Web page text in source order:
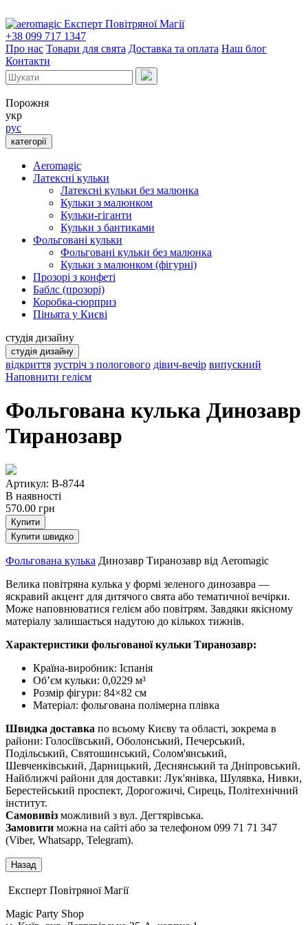
Експерт Повітряної Магії
+38 099 717 1347
Про нас Товари для свята Доставка та оплата Наш блог
Контакти
Порожня
укр
рус
категорії
Aeromagic
Латексні кульки
Латексні кульки без малюнка
Кульки з малюнком
Кульки-гіганти
Кульки з бантиками
Фольговані кульки
Фольговані кульки без малюнка
Кульки з малюнком (фігурні)
Прозорі з конфеті
Баблс (прозорі)
Коробка-сюрприз
Піньята у Києві
студія дизайну
студія дизайну
відкриття зустріч з пологового дівич-вечір випускний
Наповнити гелієм
Фольгована кулька Динозавр
Тиранозавр
Артикул: B-8744
В наявності
570.00 грн
Купити
Купити швидко
Фольгована кулька Динозавр Тиранозавр від Aeromagic
Велика повітряна кулька у формі зеленого динозавра —
яскравий акцент для дитячого свята або тематичної вечірки.
Може наповнюватися гелієм або повітрям. Завдяки якісному
матеріалу залишається надутою до кількох тижнів.
Характеристики фольгованої кульки Тиранозавр:
Країна-виробник: Іспанія
Об’єм кульки: 0,0229 м³
Розмір фігури: 84×82 см
Матеріал: фольгована полімерна плівка
Швидка доставка по всьому Києву та області, зокрема в
райони: Голосіївський, Оболонський, Печерський,
Подільський, Святошинський, Солом'янський,
Шевченківський, Дарницький, Деснянський та Дніпровський.
Найближчі райони для доставки: Лук'янівка, Шулявка, Нивки,
Берестейський проспект, Дорогожичі, Сирець, Політехнічний
інститут.
Самовивіз можливий з вул. Дегтярівська.
Замовити можна на сайті або за телефоном 099 71 71 347
(Viber, Whatsapp, Telegram).
Експерт Повітряної Магії
Magic Party Shop